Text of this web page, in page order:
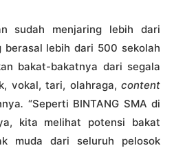
sudah menjaring lebih dari
lebih dari 500 sekolah
bakat-bakatnya dari segala
vokal, tari, olahraga, content
. “Seperti BINTANG SMA di
kita melihat potensi bakat
muda dari seluruh pelosok